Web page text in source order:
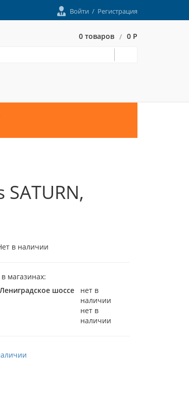
Войти / Регистрация
0 товаров / 0 Р
в наличии
магазинах:
шоссе
нет в
наличии
нет в
наличии